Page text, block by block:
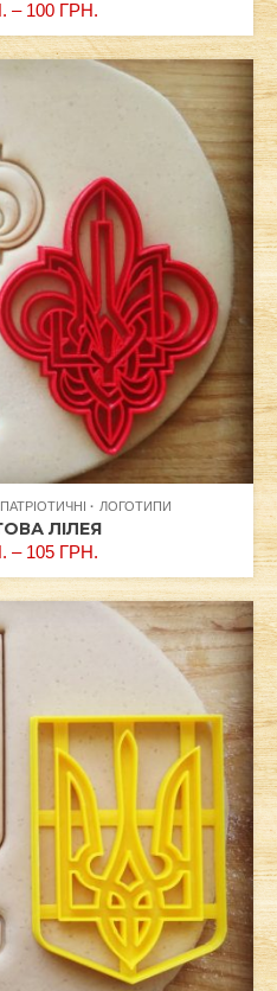
– 100 ГРН.
ПАТРІОТИЧНІ ЛОГОТИПИ
ЛІЛЕЯ
– 105 ГРН.